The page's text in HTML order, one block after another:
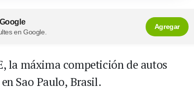
en Google.
Agregar
la máxima competición de autos
Sao Paulo, Brasil.